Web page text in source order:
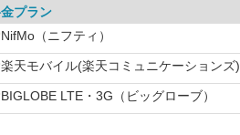
プラン
NifMo（ニフティ）
楽天モバイル(楽天コミュニケーションズ)
BIGLOBE LTE・3G（ビッグローブ）